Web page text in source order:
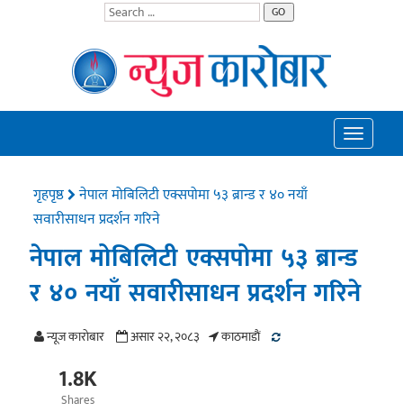
GO
Toggle
गृहपृष्ठ
नेपाल मोबिलिटी एक्सपोमा ५३ ब्रान्ड र ४० नयाँ
सवारीसाधन प्रदर्शन गरिने
नेपाल मोबिलिटी एक्सपोमा ५३ ब्रान्ड
र ४० नयाँ सवारीसाधन प्रदर्शन गरिने
न्यूज काराेबार असार २२, २०८३ काठमाडाैं
1.8K
Shares